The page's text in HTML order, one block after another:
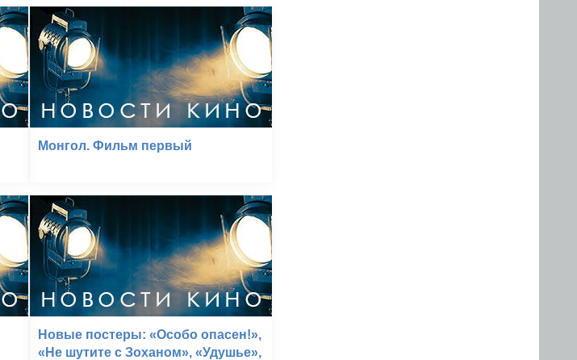
Монгол. Фильм первый
Новые постеры: «Особо опасен!»,
«Не шутите с Зоханом», «Удушье»,